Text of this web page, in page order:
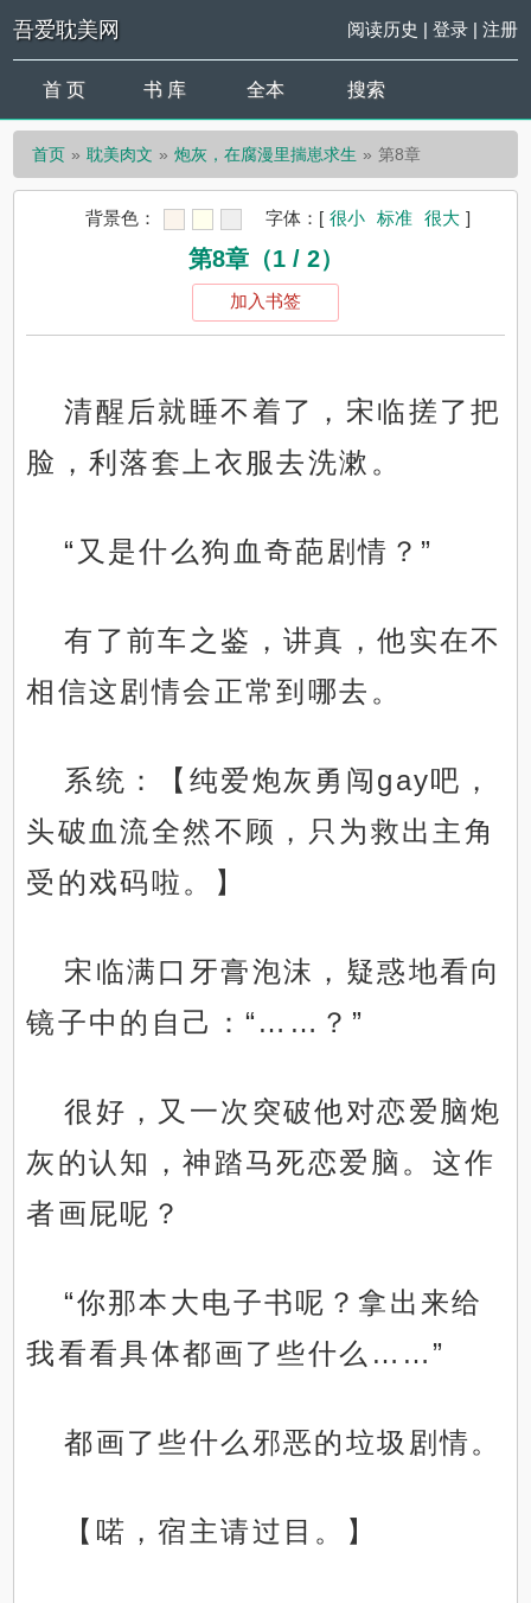
吾爱耽美网 阅读历史 | 登录| 注册
首 页 书 库 全本 搜索
首页 耽美肉文 炮灰，在腐漫里揣崽求生 第8章
背景色： 字体： [ 很小 标准 很大 ]
第8章（1 / 2）
加入书签
清醒后就睡不着了，宋临搓了把
脸，利落套上衣服去洗漱。
“又是什么狗血奇葩剧情？”
有了前车之鉴，讲真，他实在不
相信这剧情会正常到哪去。
系统：【纯爱炮灰勇闯gay吧，
头破血流全然不顾，只为救出主角
受的戏码啦。】
宋临满口牙膏泡沫，疑惑地看向
镜子中的自己：“……？”
很好，又一次突破他对恋爱脑炮
灰的认知，神踏马死恋爱脑。这作
者画屁呢？
“你那本大电子书呢？拿出来给
我看看具体都画了些什么……”
都画了些什么邪恶的垃圾剧情。
【喏，宿主请过目。】